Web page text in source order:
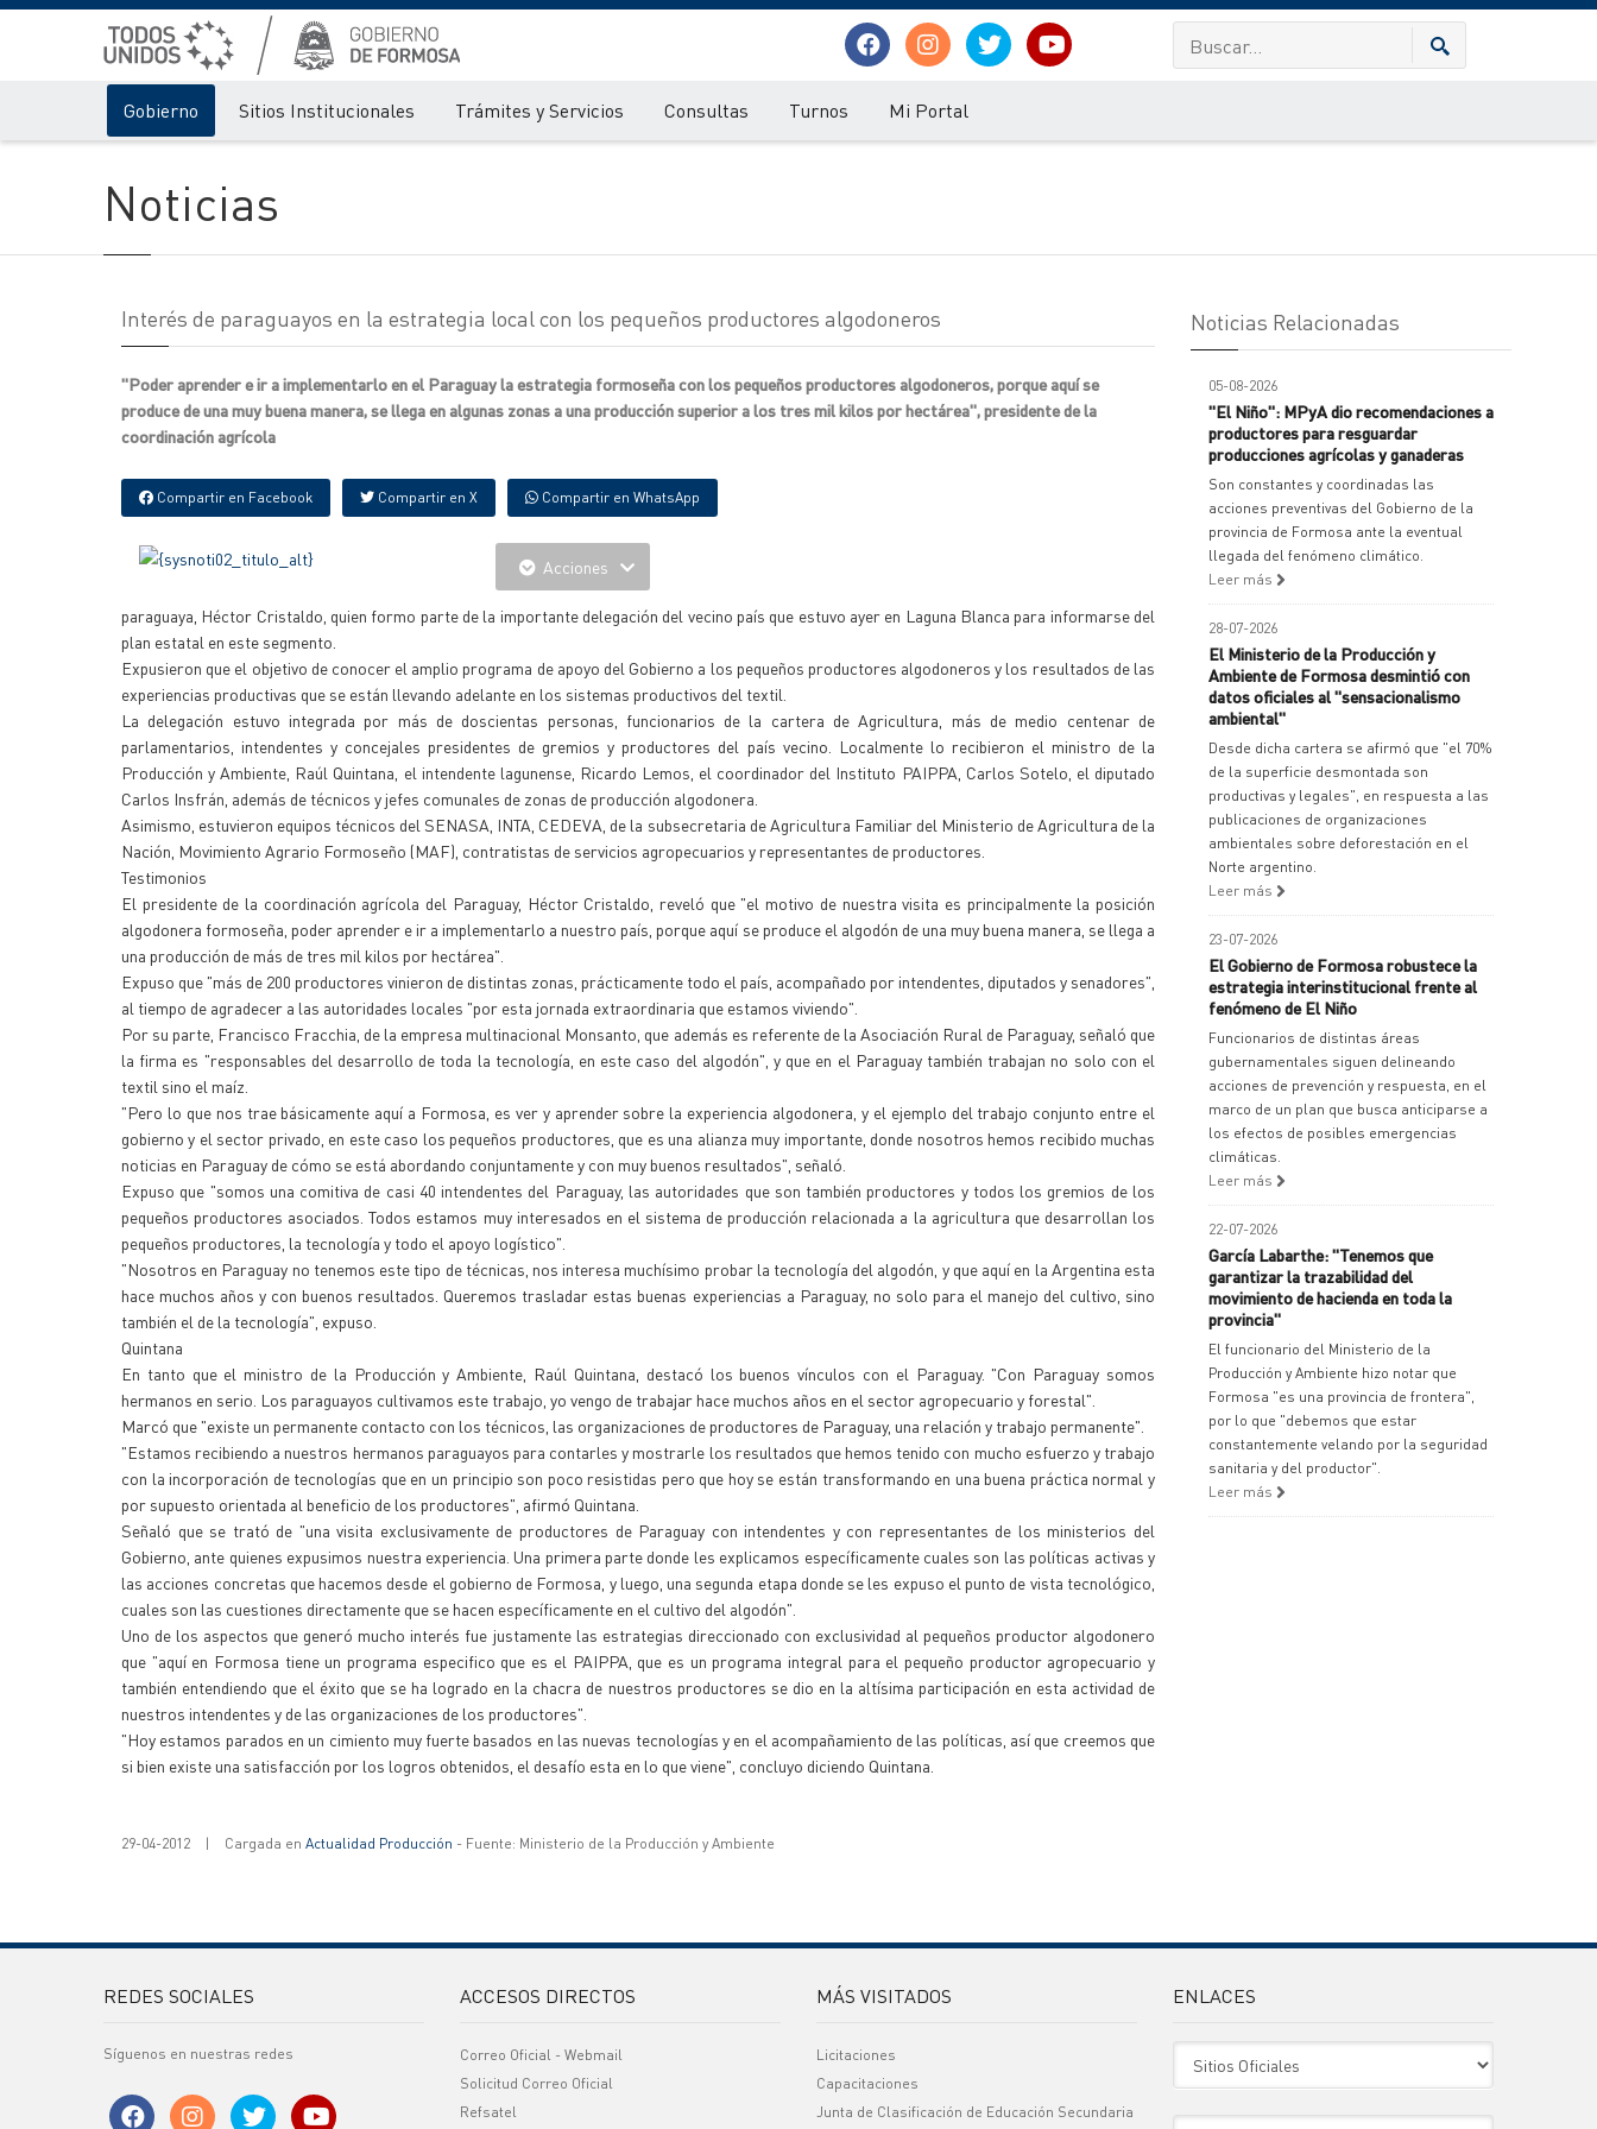
Gobierno Sitios Institucionales Trámites y Servicios Consultas Turnos Mi Portal
Noticias
Interés de paraguayos en la estrategia local con los pequeños productores algodoneros
"Poder aprender e ir a implementarlo en el Paraguay la estrategia formoseña con los pequeños productores algodoneros, porque aquí se
produce de una muy buena manera, se llega en algunas zonas a una producción superior a los tres mil kilos por hectárea", presidente de la
coordinación agrícola
Compartir en Facebook Compartir en X Compartir en WhatsApp
Acciones
paraguaya, Héctor Cristaldo, quien formo parte de la importante delegación del vecino país que estuvo ayer en Laguna Blanca para informarse del
plan estatal en este segmento.
Expusieron que el objetivo de conocer el amplio programa de apoyo del Gobierno a los pequeños productores algodoneros y los resultados de las
experiencias productivas que se están llevando adelante en los sistemas productivos del textil.
La delegación estuvo integrada por más de doscientas personas, funcionarios de la cartera de Agricultura, más de medio centenar de
parlamentarios, intendentes y concejales presidentes de gremios y productores del país vecino. Localmente lo recibieron el ministro de la
Producción y Ambiente, Raúl Quintana, el intendente lagunense, Ricardo Lemos, el coordinador del Instituto PAIPPA, Carlos Sotelo, el diputado
Carlos Insfrán, además de técnicos y jefes comunales de zonas de producción algodonera.
Asimismo, estuvieron equipos técnicos del SENASA, INTA, CEDEVA, de la subsecretaria de Agricultura Familiar del Ministerio de Agricultura de la
Nación, Movimiento Agrario Formoseño (MAF), contratistas de servicios agropecuarios y representantes de productores.
Testimonios
El presidente de la coordinación agrícola del Paraguay, Héctor Cristaldo, reveló que "el motivo de nuestra visita es principalmente la posición
algodonera formoseña, poder aprender e ir a implementarlo a nuestro país, porque aquí se produce el algodón de una muy buena manera, se llega a
una producción de más de tres mil kilos por hectárea".
Expuso que "más de 200 productores vinieron de distintas zonas, prácticamente todo el país, acompañado por intendentes, diputados y senadores",
al tiempo de agradecer a las autoridades locales "por esta jornada extraordinaria que estamos viviendo".
Por su parte, Francisco Fracchia, de la empresa multinacional Monsanto, que además es referente de la Asociación Rural de Paraguay, señaló que
la firma es "responsables del desarrollo de toda la tecnología, en este caso del algodón", y que en el Paraguay también trabajan no solo con el
textil sino el maíz.
"Pero lo que nos trae básicamente aquí a Formosa, es ver y aprender sobre la experiencia algodonera, y el ejemplo del trabajo conjunto entre el
gobierno y el sector privado, en este caso los pequeños productores, que es una alianza muy importante, donde nosotros hemos recibido muchas
noticias en Paraguay de cómo se está abordando conjuntamente y con muy buenos resultados", señaló.
Expuso que "somos una comitiva de casi 40 intendentes del Paraguay, las autoridades que son también productores y todos los gremios de los
pequeños productores asociados. Todos estamos muy interesados en el sistema de producción relacionada a la agricultura que desarrollan los
pequeños productores, la tecnología y todo el apoyo logístico".
"Nosotros en Paraguay no tenemos este tipo de técnicas, nos interesa muchísimo probar la tecnología del algodón, y que aquí en la Argentina esta
hace muchos años y con buenos resultados. Queremos trasladar estas buenas experiencias a Paraguay, no solo para el manejo del cultivo, sino
también el de la tecnología", expuso.
Quintana
En tanto que el ministro de la Producción y Ambiente, Raúl Quintana, destacó los buenos vínculos con el Paraguay. "Con Paraguay somos
hermanos en serio. Los paraguayos cultivamos este trabajo, yo vengo de trabajar hace muchos años en el sector agropecuario y forestal".
Marcó que "existe un permanente contacto con los técnicos, las organizaciones de productores de Paraguay, una relación y trabajo permanente".
"Estamos recibiendo a nuestros hermanos paraguayos para contarles y mostrarle los resultados que hemos tenido con mucho esfuerzo y trabajo
con la incorporación de tecnologías que en un principio son poco resistidas pero que hoy se están transformando en una buena práctica normal y
por supuesto orientada al beneficio de los productores", afirmó Quintana.
Señaló que se trató de "una visita exclusivamente de productores de Paraguay con intendentes y con representantes de los ministerios del
Gobierno, ante quienes expusimos nuestra experiencia. Una primera parte donde les explicamos específicamente cuales son las políticas activas y
las acciones concretas que hacemos desde el gobierno de Formosa, y luego, una segunda etapa donde se les expuso el punto de vista tecnológico,
cuales son las cuestiones directamente que se hacen específicamente en el cultivo del algodón".
Uno de los aspectos que generó mucho interés fue justamente las estrategias direccionado con exclusividad al pequeños productor algodonero
que "aquí en Formosa tiene un programa especifico que es el PAIPPA, que es un programa integral para el pequeño productor agropecuario y
también entendiendo que el éxito que se ha logrado en la chacra de nuestros productores se dio en la altísima participación en esta actividad de
nuestros intendentes y de las organizaciones de los productores".
"Hoy estamos parados en un cimiento muy fuerte basados en las nuevas tecnologías y en el acompañamiento de las políticas, así que creemos que
si bien existe una satisfacción por los logros obtenidos, el desafío esta en lo que viene", concluyo diciendo Quintana.
29-04-2012 | Cargada en Actualidad Producción - Fuente: Ministerio de la Producción y Ambiente
Noticias Relacionadas
05-08-2026
"El Niño": MPyA dio recomendaciones a
productores para resguardar
producciones agrícolas y ganaderas
Son constantes y coordinadas las
acciones preventivas del Gobierno de la
provincia de Formosa ante la eventual
llegada del fenómeno climático.
Leer más
28-07-2026
El Ministerio de la Producción y
Ambiente de Formosa desmintió con
datos oficiales al "sensacionalismo
ambiental"
Desde dicha cartera se afirmó que "el 70%
de la superficie desmontada son
productivas y legales", en respuesta a las
publicaciones de organizaciones
ambientales sobre deforestación en el
Norte argentino.
Leer más
23-07-2026
El Gobierno de Formosa robustece la
estrategia interinstitucional frente al
fenómeno de El Niño
Funcionarios de distintas áreas
gubernamentales siguen delineando
acciones de prevención y respuesta, en el
marco de un plan que busca anticiparse a
los efectos de posibles emergencias
climáticas.
Leer más
22-07-2026
García Labarthe: "Tenemos que
garantizar la trazabilidad del
movimiento de hacienda en toda la
provincia"
El funcionario del Ministerio de la
Producción y Ambiente hizo notar que
Formosa "es una provincia de frontera",
por lo que "debemos que estar
constantemente velando por la seguridad
sanitaria y del productor".
Leer más
REDES SOCIALES
Síguenos en nuestras redes
ACCESOS DIRECTOS
Correo Oficial - Webmail
Solicitud Correo Oficial
Refsatel
MÁS VISITADOS
Licitaciones
Capacitaciones
Junta de Clasificación de Educación Secundaria
ENLACES